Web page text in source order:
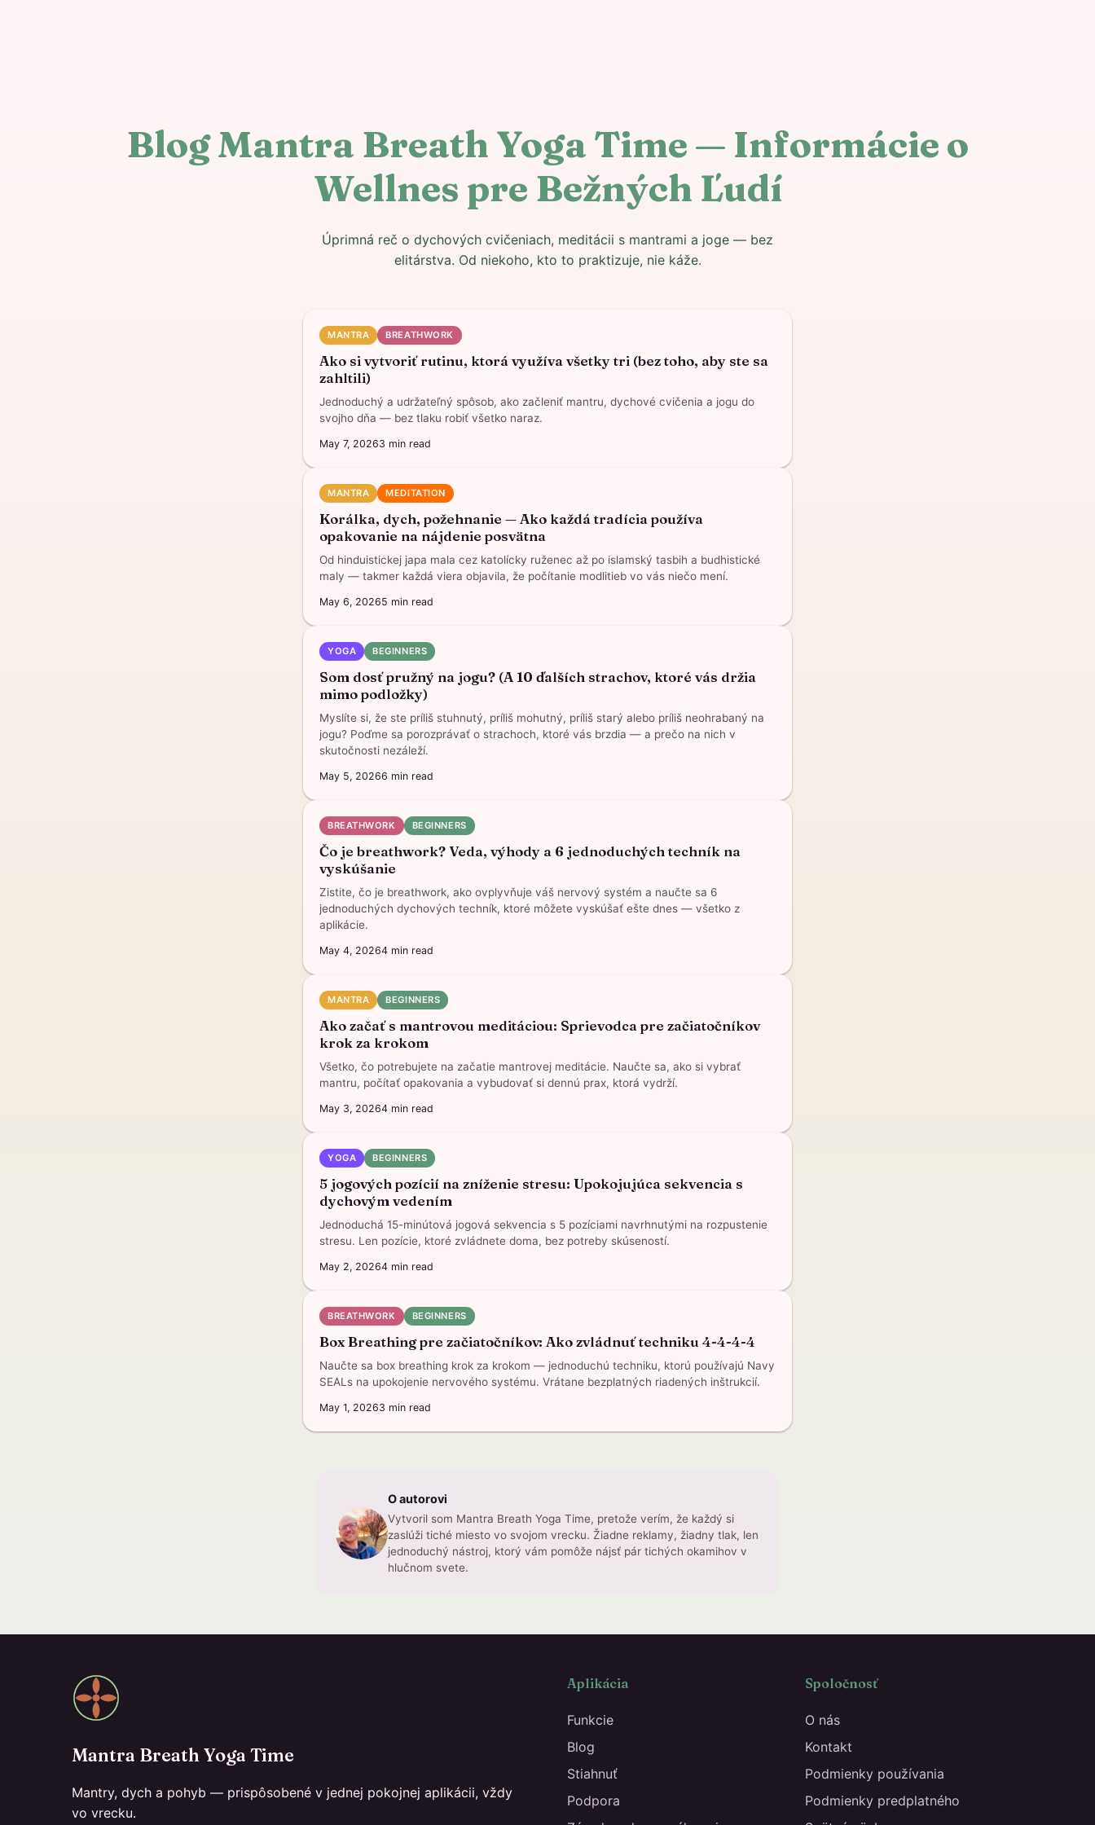
Blog Mantra Breath Yoga Time — Informácie o
Wellnes pre Bežných Ľudí
Úprimná reč o dychových cvičeniach, meditácii s mantrami a joge — bez
elitárstva. Od niekoho, kto to praktizuje, nie káže.
MANTRA BREATHWORK
Ako si vytvoriť rutinu, ktorá využíva všetky tri (bez toho, aby ste sa
zahltili)
Jednoduchý a udržateľný spôsob, ako začleniť mantru, dychové cvičenia a jogu do
svojho dňa — bez tlaku robiť všetko naraz.
May 7, 20263 min read
MANTRA MEDITATION
Korálka, dych, požehnanie — Ako každá tradícia používa
opakovanie na nájdenie posvätna
Od hinduistickej japa mala cez katolícky ruženec až po islamský tasbih a budhistické
maly — takmer každá viera objavila, že počítanie modlitieb vo vás niečo mení.
May 6, 20265 min read
YOGA BEGINNERS
Som dosť pružný na jogu? (A 10 ďalších strachov, ktoré vás držia
mimo podložky)
Myslíte si, že ste príliš stuhnutý, príliš mohutný, príliš starý alebo príliš neohrabaný na
jogu? Poďme sa porozprávať o strachoch, ktoré vás brzdia — a prečo na nich v
skutočnosti nezáleží.
May 5, 20266 min read
BREATHWORK BEGINNERS
Čo je breathwork? Veda, výhody a 6 jednoduchých techník na
vyskúšanie
Zistite, čo je breathwork, ako ovplyvňuje váš nervový systém a naučte sa 6
jednoduchých dychových techník, ktoré môžete vyskúšať ešte dnes — všetko z
aplikácie.
May 4, 20264 min read
MANTRA BEGINNERS
Ako začať s mantrovou meditáciou: Sprievodca pre začiatočníkov
krok za krokom
Všetko, čo potrebujete na začatie mantrovej meditácie. Naučte sa, ako si vybrať
mantru, počítať opakovania a vybudovať si dennú prax, ktorá vydrží.
May 3, 20264 min read
YOGA BEGINNERS
5 jogových pozícií na zníženie stresu: Upokojujúca sekvencia s
dychovým vedením
Jednoduchá 15-minútová jogová sekvencia s 5 pozíciami navrhnutými na rozpustenie
stresu. Len pozície, ktoré zvládnete doma, bez potreby skúseností.
May 2, 20264 min read
BREATHWORK BEGINNERS
Box Breathing pre začiatočníkov: Ako zvládnuť techniku 4-4-4-4
Naučte sa box breathing krok za krokom — jednoduchú techniku, ktorú používajú Navy
SEALs na upokojenie nervového systému. Vrátane bezplatných riadených inštrukcií.
May 1, 20263 min read
O autorovi
Vytvoril som Mantra Breath Yoga Time, pretože verím, že každý si
zaslúži tiché miesto vo svojom vrecku. Žiadne reklamy, žiadny tlak, len
jednoduchý nástroj, ktorý vám pomôže nájsť pár tichých okamihov v
hlučnom svete.
Mantra Breath Yoga Time
Mantry, dych a pohyb — prispôsobené v jednej pokojnej aplikácii, vždy
vo vrecku.
Aplikácia
Funkcie
Blog
Stiahnuť
Podpora
Spoločnosť
O nás
Kontakt
Podmienky používania
Podmienky predplatného